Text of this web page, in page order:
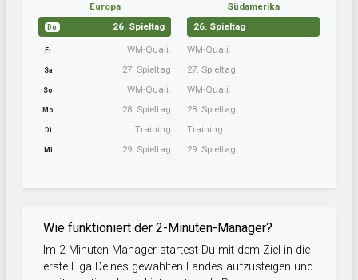
Europa
Do 26. Spieltag
Fr WM-Quali.
Sa 27. Spieltag
So WM-Quali.
Mo 28. Spieltag
Di Training
Mi 29. Spieltag
Südamerika
26. Spieltag
WM-Quali.
27. Spieltag
WM-Quali.
28. Spieltag
Training
29. Spieltag
Wie funktioniert der 2-Minuten-Manager?
Im 2-Minuten-Manager startest Du mit dem Ziel in die
erste Liga Deines gewählten Landes aufzusteigen und